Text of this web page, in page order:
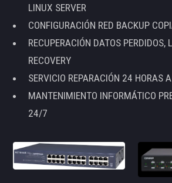
LINUX SERVER
CONFIGURACIÓN RED BACKUP
RECUPERACIÓN DATOS PERDIDOS,
RECOVERY
SERVICIO REPARACIÓN 24 HORAS
MANTENIMIENTO INFORMÁTICO
24/7